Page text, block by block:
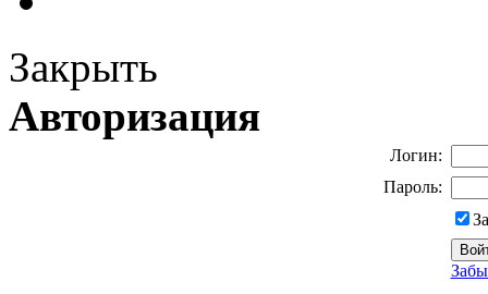
Закрыть
Авторизация
Логин:
Пароль: